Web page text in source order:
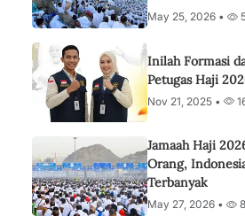
May 25, 2026 •
Inilah Formasi
Petugas Haji
Nov 21, 2025 •
Jamaah Haji
Orang,
Terbanyak
May 27, 2026 •